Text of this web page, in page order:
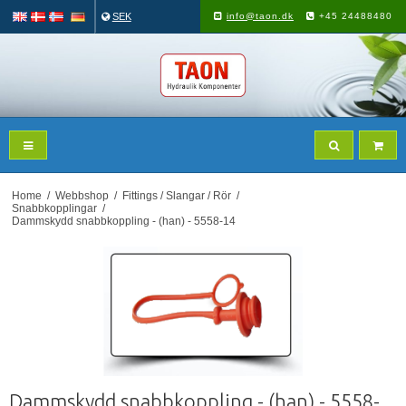
SEK info@taon.dk +45 24488480
Home / Webbshop / Fittings / Slangar / Rör /
Snabbkopplingar /
Dammskydd snabbkoppling - (han) - 5558-14
Dammskydd snabbkoppling - (han) - 5558-